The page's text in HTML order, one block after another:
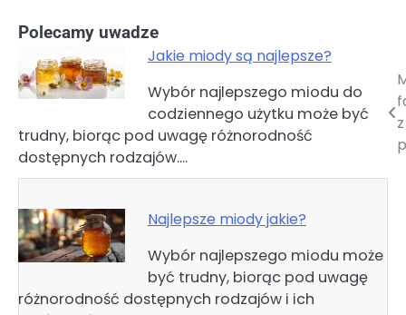
Polecamy uwadze
Jakie miody są najlepsze?
Wybór najlepszego miodu do
codziennego użytku może być
trudny, biorąc pod uwagę różnorodność
dostępnych rodzajów.…
Najlepsze miody jakie?
Wybór najlepszego miodu może
być trudny, biorąc pod uwagę
różnorodność dostępnych rodzajów i ich
Nawigacja